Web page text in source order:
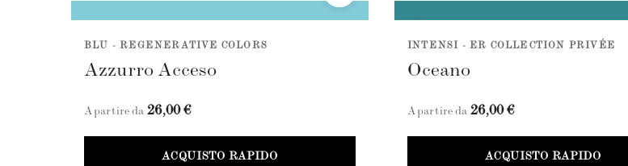
BLU - REGENERATIVE COLORS
Azzurro Acceso
A partire da 26,00 €
ACQUISTO RAPIDO
INTENSI - ER COLLECTION PRIVÉE
Oceano
A partire da 26,00 €
ACQUISTO RAPIDO